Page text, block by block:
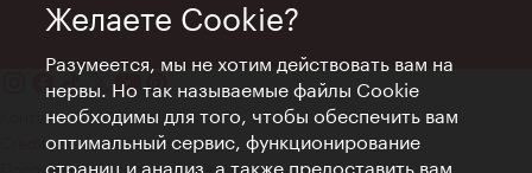
Контакт
Credits
Положение о конфиденциальности
Желаете Cookie?
Разумеется, мы не хотим действовать вам на
нервы. Но так называемые файлы Cookie
необходимы для того, чтобы обеспечить вам
оптимальный сервис, функционирование
страниц и анализ, а также предоставить вам